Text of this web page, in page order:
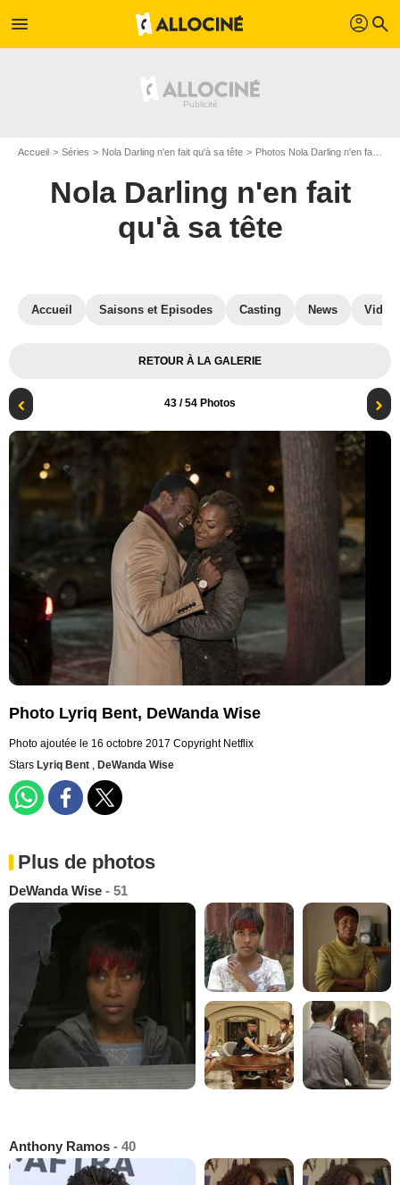
menu profil search
Accueil Séries Nola Darling n'en fait qu'à sa tête Photos Nola Darling n'en fait qu'à sa tête
Nola Darling n'en fait
qu'à sa tête
Accueil Saisons et Episodes Casting News
RETOUR À LA GALERIE
43 / 54 Photos
Photo Lyriq Bent, DeWanda Wise
Photo ajoutée le 16 octobre 2017 Copyright Netflix
Stars Lyriq Bent , DeWanda Wise
Plus de photos
DeWanda Wise - 51
Anthony Ramos - 40